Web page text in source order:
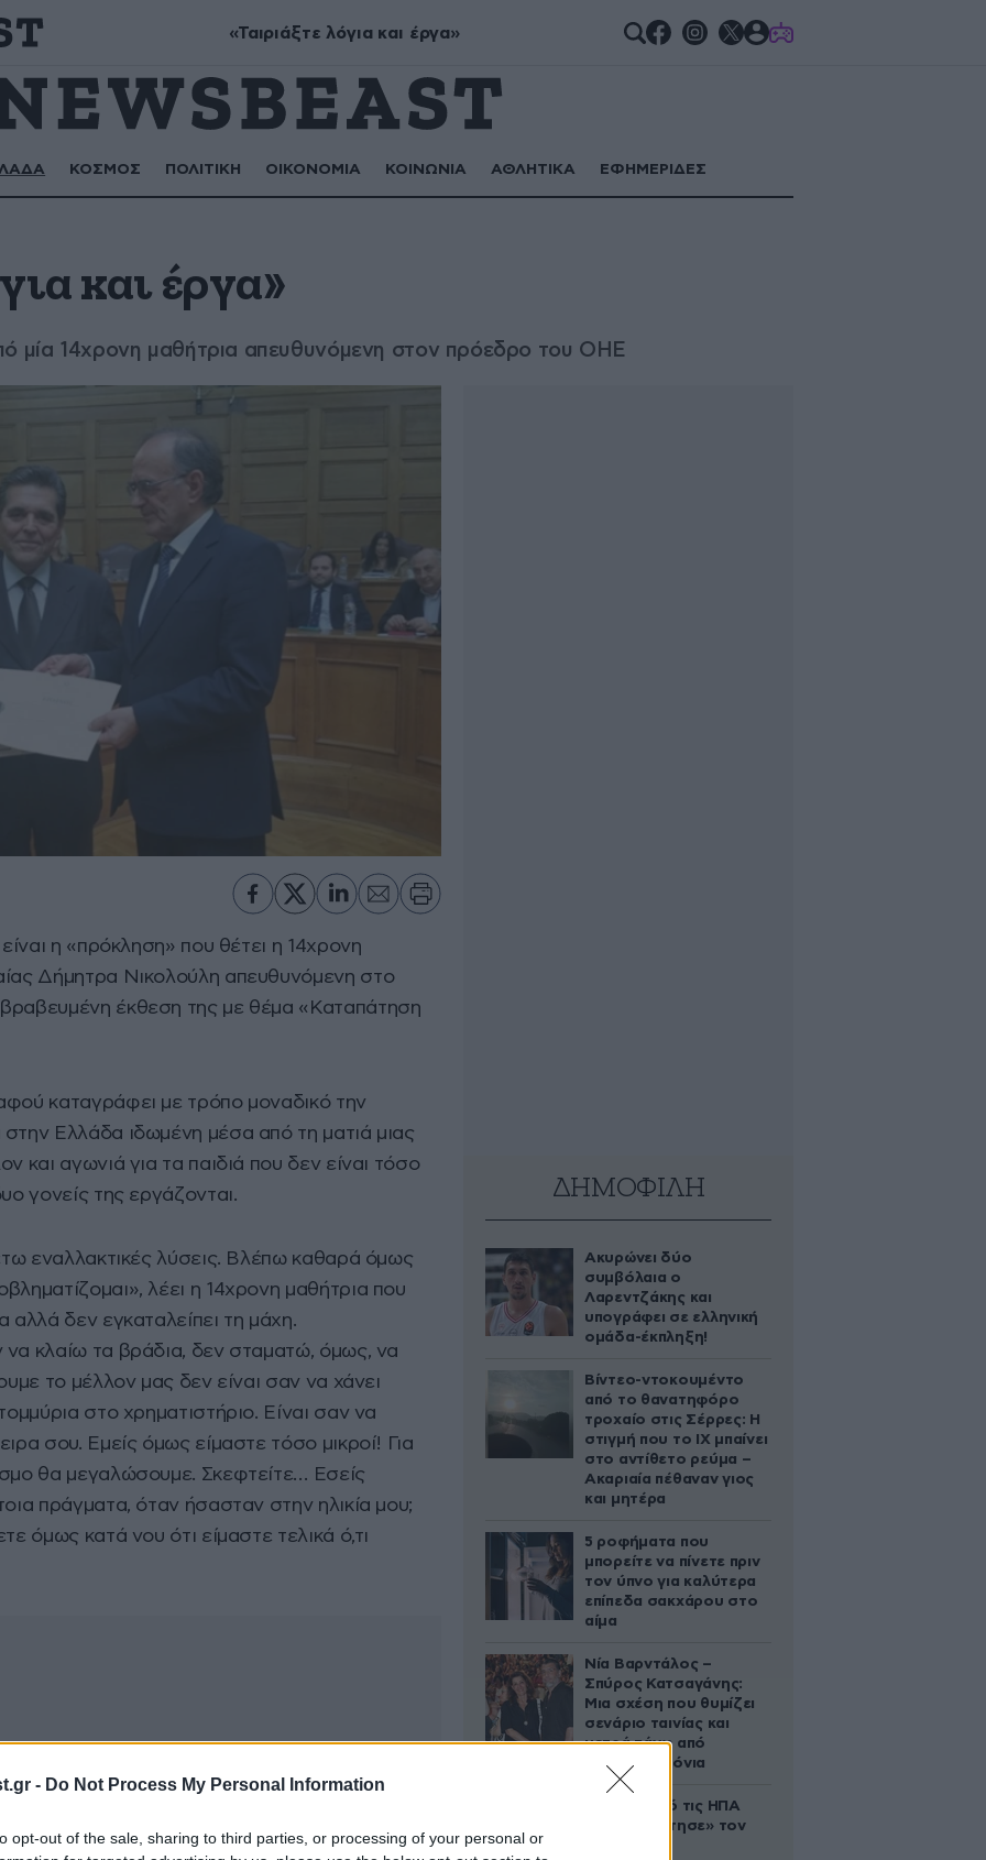
- Do Not Process My Personal Information
opt-out of the sale, sharing to third parties, or processing of your personal or
GAMES
ΚΟΣΜΟΣ ΠΟΛΙΤΙΚΗ ΟΙΚΟΝΟΜΙΑ ΚΟΙΝΩΝΙΑ ΑΘΛΗΤΙΚΑ ΕΦΗΜΕΡΙΔΕΣ
«Ταιριάξτε λόγια και έργα»
και έργα»
μία 14χρονη μαθήτρια απευθυνόμενη στον πρόεδρο του ΟΗΕ
η «πρόκληση» που θέτει η 14χρονη
Δήμητρα Νικολούλη απευθυνόμενη στο
έκθεση της με θέμα «Καταπάτηση
καταγράφει με τρόπο μοναδικό την
Ελλάδα ιδωμένη μέσα από τη ματιά μιας
και αγωνιά για τα παιδιά που δεν είναι τόσο
γονείς της εργάζονται.
εναλλακτικές λύσεις. Βλέπω καθαρά όμως
λέει η 14χρονη μαθήτρια που
αλλά δεν εγκαταλείπει τη μάχη.
κλαίω τα βράδια, δεν σταματώ, όμως, να
το μέλλον μας δεν είναι σαν να χάνει
στο χρηματιστήριο. Είναι σαν να
σου. Εμείς όμως είμαστε τόσο μικροί! Για
θα μεγαλώσουμε. Σκεφτείτε… Εσείς
πράγματα, όταν ήσασταν στην ηλικία μου;
όμως κατά νου ότι είμαστε τελικά ό,τι
ΔΗΜΟΦΙΛΗ
Ακυρώνει δύο
συμβόλαια ο
Λαρεντζάκης και
υπογράφει σε ελληνική
ομάδα-έκπληξη!
Βίντεο-ντοκουμέντο
από το θανατηφόρο
τροχαίο στις Σέρρες: Η
στιγμή που το ΙΧ μπαίνει
στο αντίθετο ρεύμα –
Ακαριαία πέθαναν γιος
και μητέρα
5 ροφήματα που
μπορείτε να πίνετε πριν
τον ύπνο για καλύτερα
επίπεδα σακχάρου στο
αίμα
Νία Βαρντάλος –
Σπύρος Κατσαγάνης:
Μια σχέση που θυμίζει
σενάριο ταινίας και
μετρά πάνω από
τέσσερα χρόνια
Ζευγάρι από τις ΗΠΑ
που «υιοθέτησε» τον